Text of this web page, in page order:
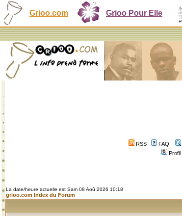
Grioo.com Grioo Pour Elle
RSS FAQ
Profil
La date/heure actuelle est Sam 08 Aoû 2026 10:18
grioo.com Index du Forum